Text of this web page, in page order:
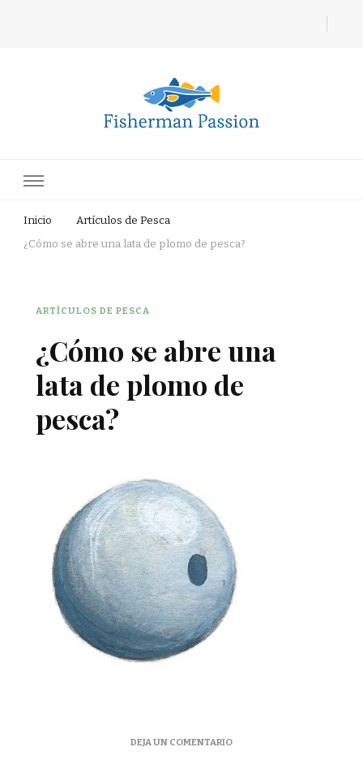
Inicio
Artículos de Pesca
¿Cómo se abre una lata de plomo de pesca?
ARTÍCULOS DE PESCA
¿Cómo se abre una
lata de plomo de
pesca?
DEJA UN COMENTARIOEN